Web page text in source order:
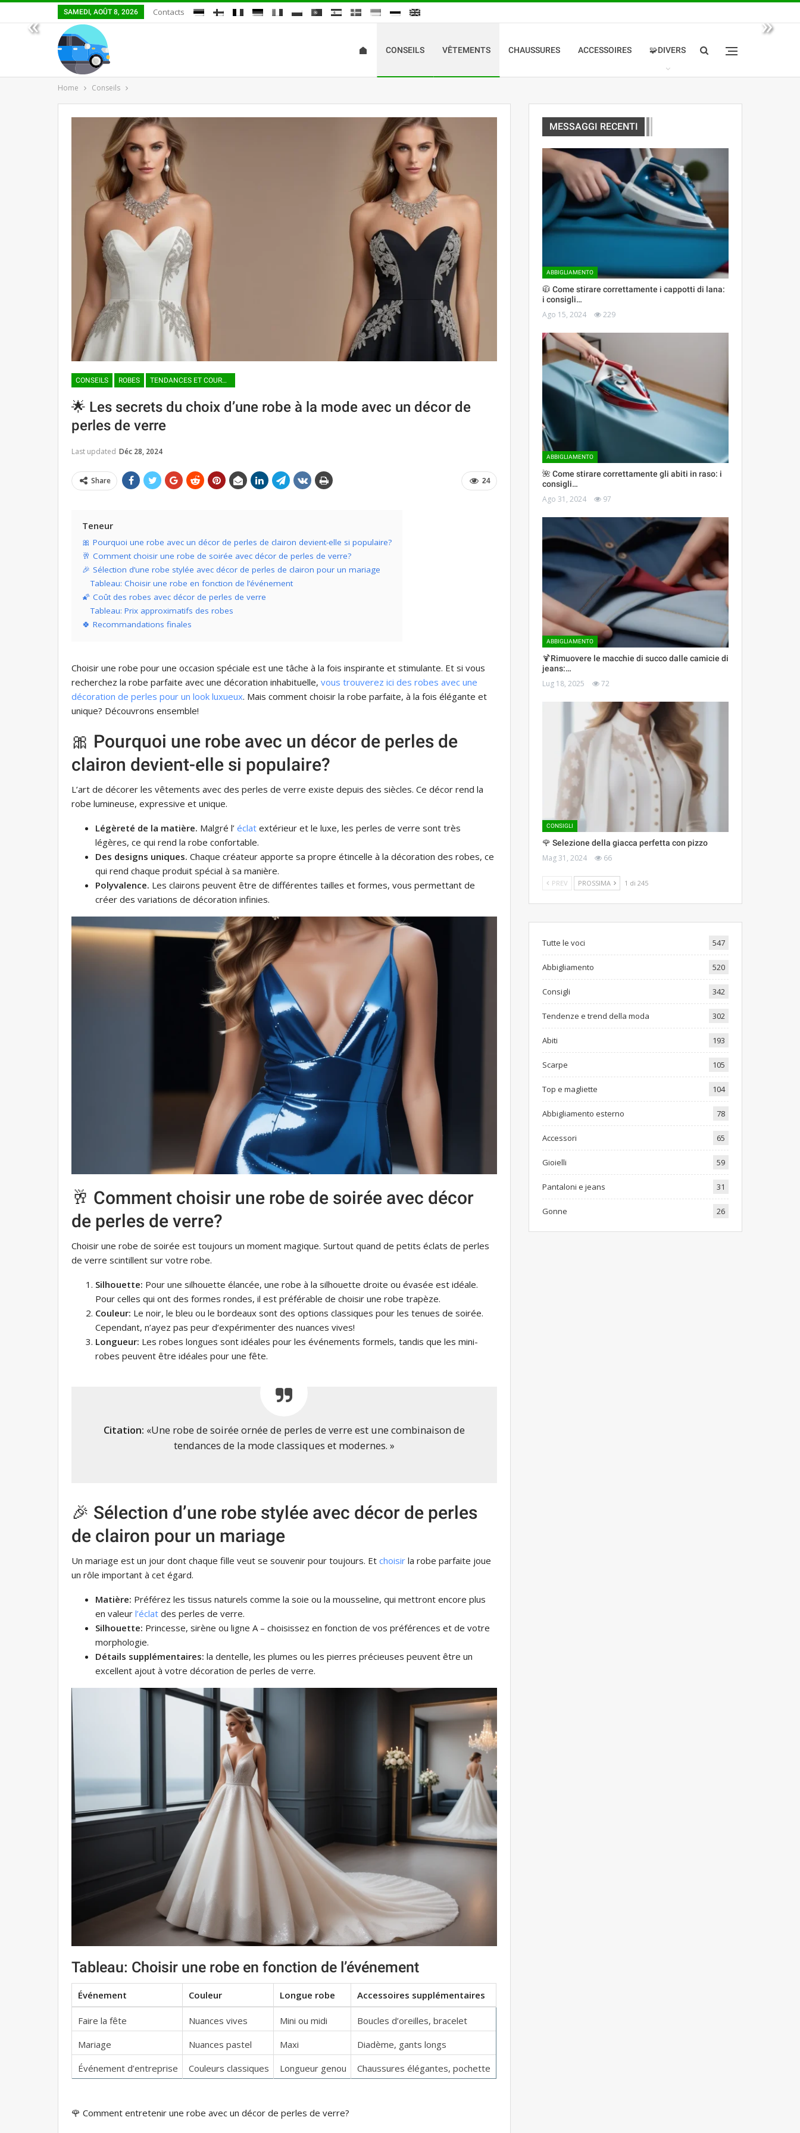
« »
SAMEDI, AOÛT 8, 2026 Contacts
CONSEILS VÊTEMENTS CHAUSSURES ACCESSOIRES 🧩DIVERS
Home Conseils
CONSEILS ROBES TENDANCES ET COURANTS DE MODE
🌟 Les secrets du choix d’une robe à la mode avec un décor de
perles de verre
Last updated Déc 28, 2024
24
Share
Teneur
🎀 Pourquoi une robe avec un décor de perles de clairon devient-elle si populaire?
🥂 Comment choisir une robe de soirée avec décor de perles de verre?
🎉 Sélection d’une robe stylée avec décor de perles de clairon pour un mariage
Tableau: Choisir une robe en fonction de l’événement
🌠 Coût des robes avec décor de perles de verre
Tableau: Prix approximatifs des robes
🍀 Recommandations finales
Choisir une robe pour une occasion spéciale est une tâche à la fois inspirante et stimulante. Et si vous
recherchez la robe parfaite avec une décoration inhabituelle, vous trouverez ici des robes avec une
décoration de perles pour un look luxueux. Mais comment choisir la robe parfaite, à la fois élégante et
unique? Découvrons ensemble!
🎀 Pourquoi une robe avec un décor de perles de
clairon devient-elle si populaire?
L’art de décorer les vêtements avec des perles de verre existe depuis des siècles. Ce décor rend la
robe lumineuse, expressive et unique.
Légèreté de la matière. Malgré l’ éclat extérieur et le luxe, les perles de verre sont très
légères, ce qui rend la robe confortable.
Des designs uniques. Chaque créateur apporte sa propre étincelle à la décoration des robes, ce
qui rend chaque produit spécial à sa manière.
Polyvalence. Les clairons peuvent être de différentes tailles et formes, vous permettant de
créer des variations de décoration infinies.
🥂 Comment choisir une robe de soirée avec décor
de perles de verre?
Choisir une robe de soirée est toujours un moment magique. Surtout quand de petits éclats de perles
de verre scintillent sur votre robe.
Silhouette: Pour une silhouette élancée, une robe à la silhouette droite ou évasée est idéale.
Pour celles qui ont des formes rondes, il est préférable de choisir une robe trapèze.
Couleur: Le noir, le bleu ou le bordeaux sont des options classiques pour les tenues de soirée.
Cependant, n’ayez pas peur d’expérimenter des nuances vives!
Longueur: Les robes longues sont idéales pour les événements formels, tandis que les mini-
robes peuvent être idéales pour une fête.
Citation: «Une robe de soirée ornée de perles de verre est une combinaison de
tendances de la mode classiques et modernes. »
🎉 Sélection d’une robe stylée avec décor de perles
de clairon pour un mariage
Un mariage est un jour dont chaque fille veut se souvenir pour toujours. Et choisir la robe parfaite joue
un rôle important à cet égard.
Matière: Préférez les tissus naturels comme la soie ou la mousseline, qui mettront encore plus
en valeur l’éclat des perles de verre.
Silhouette: Princesse, sirène ou ligne A – choisissez en fonction de vos préférences et de votre
morphologie.
Détails supplémentaires: la dentelle, les plumes ou les pierres précieuses peuvent être un
excellent ajout à votre décoration de perles de verre.
Tableau: Choisir une robe en fonction de l’événement
Événement Couleur Longue robe Accessoires supplémentaires
Faire la fête Nuances vives Mini ou midi
Boucles d’oreilles, bracelet
Mariage
Nuances pastel Maxi
Diadème, gants longs
Événement d’entreprise
Couleurs classiques Longueur genou Chaussures élégantes, pochette
🌹 Comment entretenir une robe avec un décor de perles de verre?
MESSAGGI RECENTI
ABBIGLIAMENTO
🧥 Come stirare correttamente i cappotti di lana:
i consigli…
Ago 15, 2024 229
ABBIGLIAMENTO
🌺 Come stirare correttamente gli abiti in raso: i
consigli…
Ago 31, 2024 97
ABBIGLIAMENTO
🍹Rimuovere le macchie di succo dalle camicie di
jeans:…
Lug 18, 2025 72
CONSIGLI
🌹 Selezione della giacca perfetta con pizzo
Mag 31, 2024 66
PREV PROSSIMA 1 di 245
Tutte le voci 547
Abbigliamento 520
Consigli 342
Tendenze e trend della moda 302
Abiti 193
Scarpe 105
Top e magliette 104
Abbigliamento esterno 78
Accessori 65
Gioielli 59
Pantaloni e jeans 31
Gonne 26